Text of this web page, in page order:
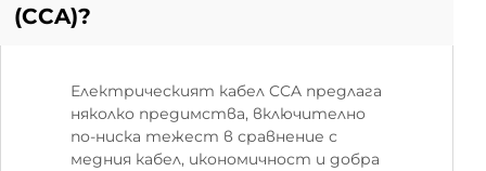
(CCA)?
Електрическият кабел CCA предлага
няколко предимства, включително
по-ниска тежест в сравнение с
медния кабел, икономичност и добра